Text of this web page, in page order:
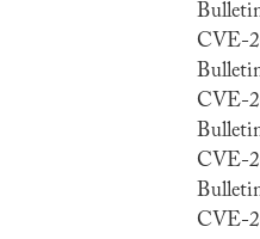
CVE-
CVE-
CVE-
CVE-